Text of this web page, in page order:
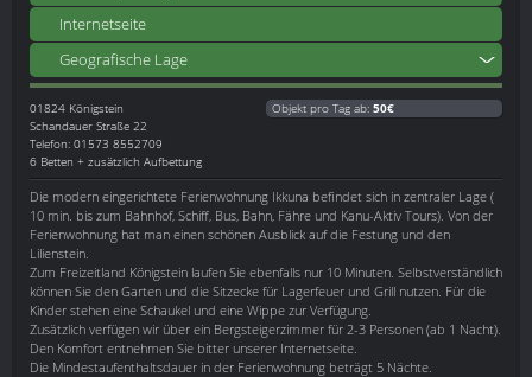
Internetseite
Geografische Lage
01824 Königstein
Schandauer Straße 22
Telefon: 01573 8552709
6 Betten + zusätzlich Aufbettung
Objekt pro Tag ab: 50€
Die modern eingerichtete Ferienwohnung Ikkuna befindet sich in zentraler Lage (
10 min. bis zum Bahnhof, Schiff, Bus, Bahn, Fähre und Kanu-Aktiv Tours). Von der
Ferienwohnung hat man einen schönen Ausblick auf die Festung und den
Lilienstein.
Zum Freizeitland Königstein laufen Sie ebenfalls nur 10 Minuten. Selbstverständlich
können Sie den Garten und die Sitzecke für Lagerfeuer und Grill nutzen. Für die
Kinder stehen eine Schaukel und eine Wippe zur Verfügung.
Zusätzlich verfügen wir über ein Bergsteigerzimmer für 2-3 Personen (ab 1 Nacht).
Den Komfort entnehmen Sie bitter unserer Internetseite.
Die Mindestaufenthaltsdauer in der Ferienwohnung beträgt 5 Nächte.